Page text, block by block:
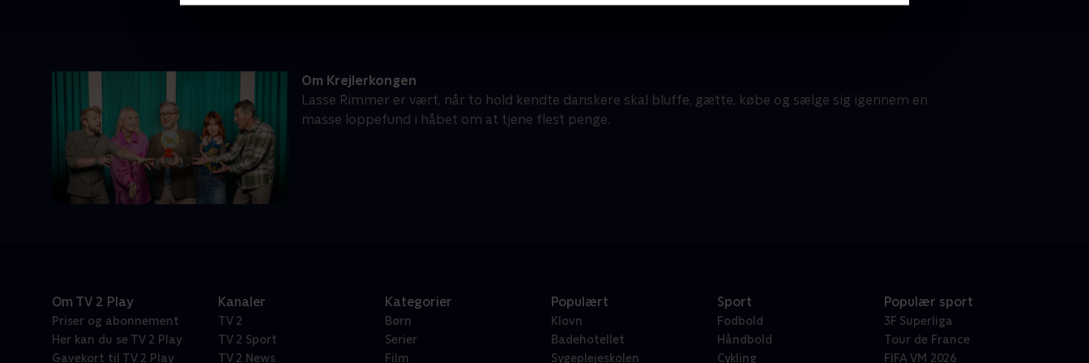
Om Krejlerkongen
Lasse Rimmer er vært, når to hold kendte danskere skal bluffe, gætte, købe og sælge sig igennem en
masse loppefund i håbet om at tjene flest penge.
Om TV 2 Play
Priser og abonnement
Her kan du se TV 2 Play
Gavekort til TV 2 Play
Kanaler
TV 2
TV 2 Sport
TV 2 News
Kategorier
Børn
Serier
Film
Populært
Klovn
Badehotellet
Sygeplejeskolen
Sport
Fodbold
Håndbold
Cykling
Populær sport
3F Superliga
Tour de France
FIFA VM 2026